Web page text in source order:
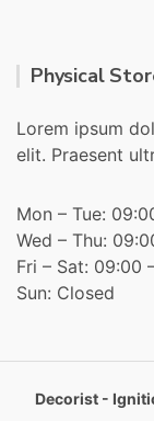
Physical
Lorem ipsum
elit. Praesent
Mon – Tue:
Wed – Thu:
Fri – Sat: 09:00
Sun: Closed
Decorist -